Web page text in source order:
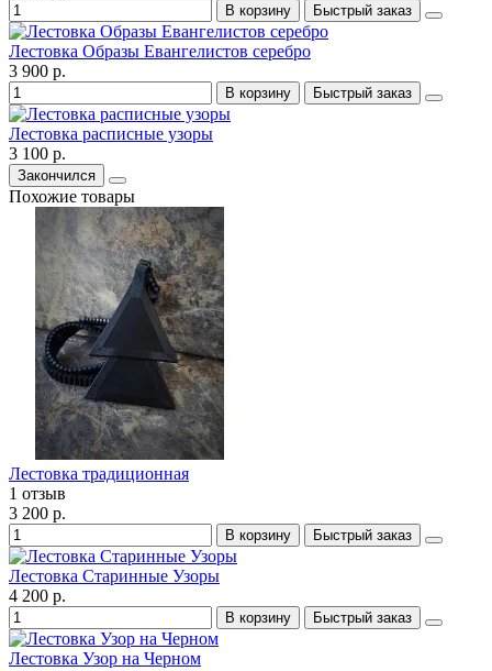
В корзину Быстрый заказ
Лестовка Образы Евангелистов серебро
3 900 р.
В корзину Быстрый заказ
Лестовка расписные узоры
3 100 р.
Закончился
Похожие товары
Лестовка традиционная
1 отзыв
3 200 р.
В корзину Быстрый заказ
Лестовка Старинные Узоры
4 200 р.
В корзину Быстрый заказ
Лестовка Узор на Черном